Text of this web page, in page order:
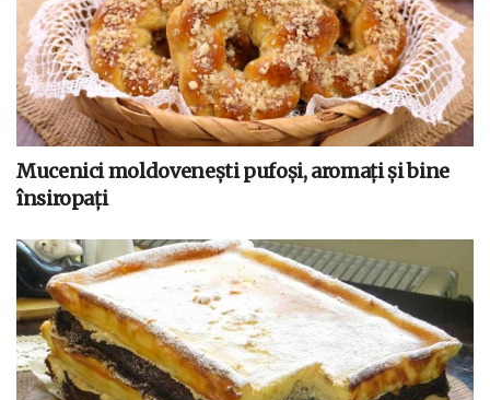
Mucenici moldovenești pufoși, aromați și bine
însiropați